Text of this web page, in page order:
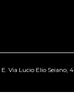
Via Lucio Elio